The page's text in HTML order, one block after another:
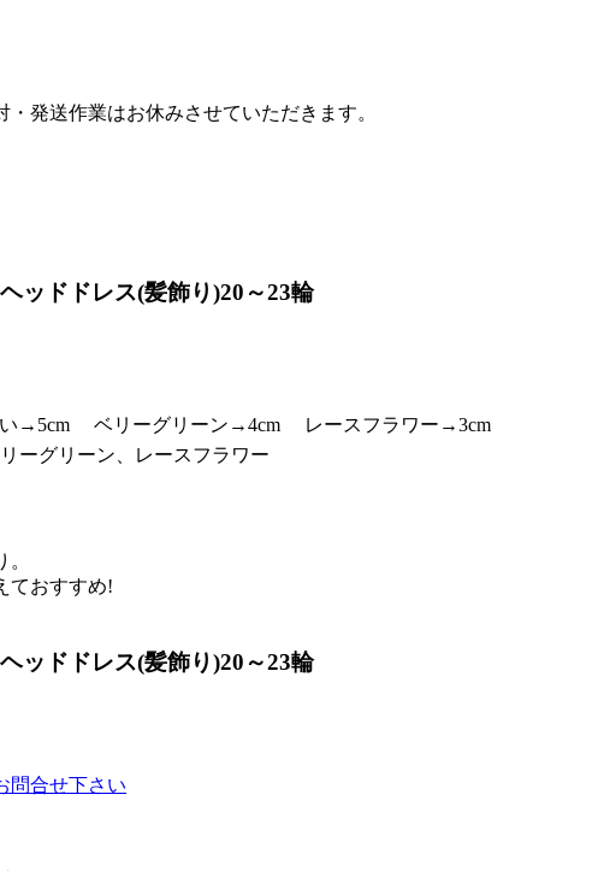
発送作業はお休みさせていただきます。
ッドドレス(髪飾り)20～23輪
→5cm ベリーグリーン→4cm レースフラワー→3cm
ーグリーン、レースフラワー
ておすすめ!
ッドドレス(髪飾り)20～23輪
問合せ下さい